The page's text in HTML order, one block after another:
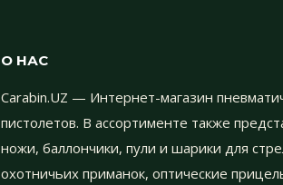
О НАС
Carabin.UZ — Интернет-магазин
пистолетов. В ассортименте также
ножи, баллончики, пули и шарики для
охотничьих приманок, оптические